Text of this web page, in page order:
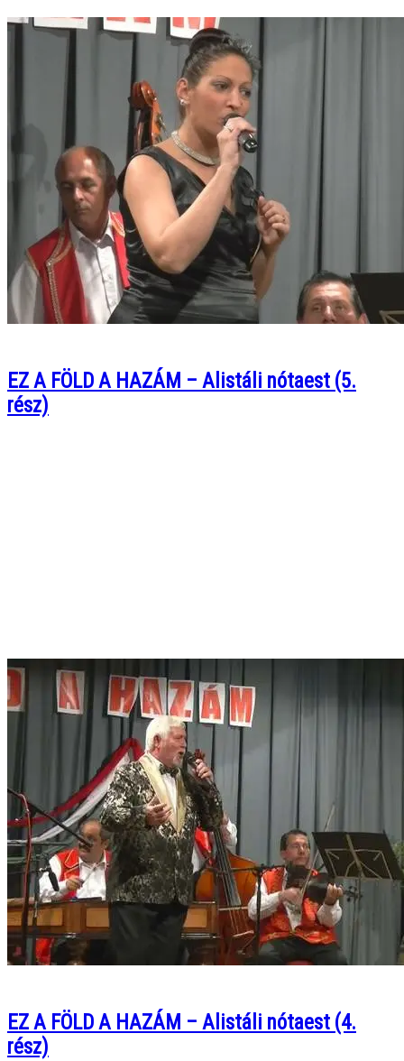
EZ A FÖLD A HAZÁM – Alistáli nótaest (5.
rész)
EZ A FÖLD A HAZÁM – Alistáli nótaest (4.
rész)